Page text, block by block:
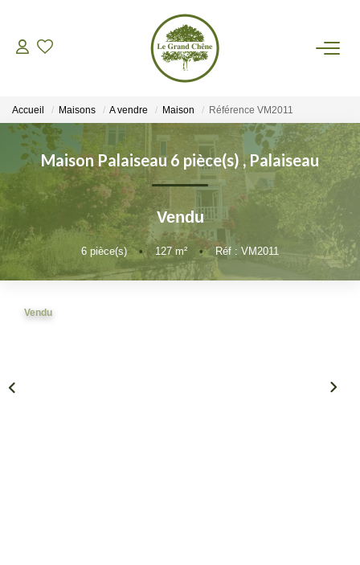
VENTES
LOCATIONS
GESTION
ASSURANCES
AGENCE
Accueil Maisons A vendre Maison Référence VM2011
Maison Palaiseau 6 pièce(s) ,Palaiseau
Vendu
6 pièce(s) • 127 m² • Réf : VM2011
Vendu